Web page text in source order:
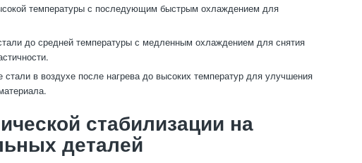
температуры с последующим быстрым охлаждением для
до средней температуры с медленным охлаждением для снятия
в воздухе после нагрева до высоких температур для улучшения
стабилизации на
деталей